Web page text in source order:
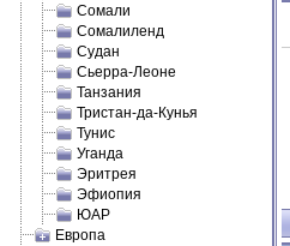
Сомали
Сомалиленд
Судан
Сьерра-Леоне
Танзания
Тристан-да-Кунья
Тунис
Уганда
Эритрея
Эфиопия
ЮАР
Европа